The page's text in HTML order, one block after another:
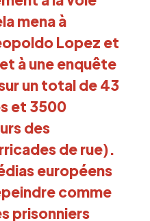
mena à
Lopez et
à une enquête
un total de 43
et 3500
des
de rue).
européens
comme
prisonniers